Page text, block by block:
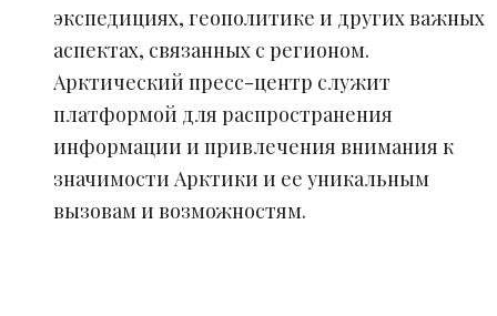
экспедициях, геополитике и других важных
аспектах, связанных с регионом.
Арктический пресс-центр служит
платформой для распространения
информации и привлечения внимания к
значимости Арктики и ее уникальным
вызовам и возможностям.